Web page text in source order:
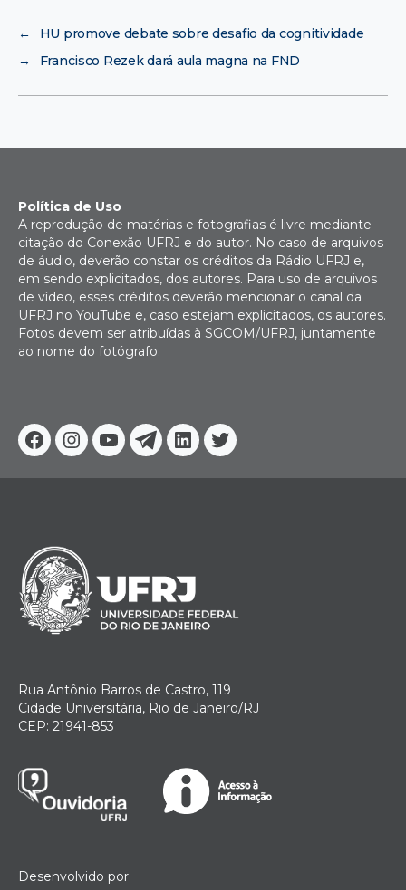
←
HU promove debate sobre desafio da cognitividade
→
Francisco Rezek dará aula magna na FND
Facebook
Instagram
YoutubeTelegram
Linkedin
Twitter
Política de Uso
A reprodução de matérias e fotografias é livre mediante
citação do Conexão UFRJ e do autor. No caso de arquivos
de áudio, deverão constar os créditos da Rádio UFRJ e,
em sendo explicitados, dos autores. Para uso de arquivos
de vídeo, esses créditos deverão mencionar o canal da
UFRJ no YouTube e, caso estejam explicitados, os autores.
Fotos devem ser atribuídas à SGCOM/UFRJ, juntamente
ao nome do fotógrafo.
Rua Antônio Barros de Castro, 119
Cidade Universitária, Rio de Janeiro/RJ
CEP: 21941-853
Desenvolvido por